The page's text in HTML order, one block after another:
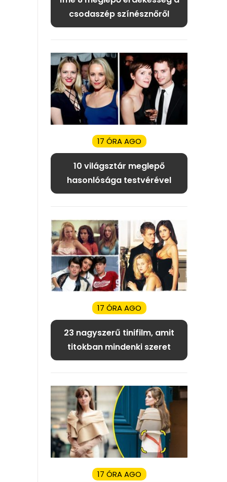
csodaszép színésznőről
17 ÓRA AGO
10 világsztár meglepő
hasonlósága testvérével
17 ÓRA AGO
23 nagyszerű tinifilm, amit
titokban mindenki szeret
17 ÓRA AGO